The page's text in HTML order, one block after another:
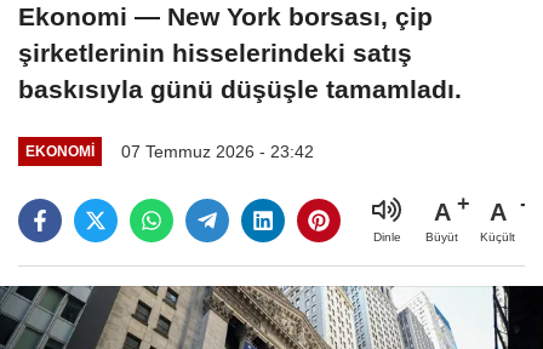
Ekonomi — New York borsası, çip
şirketlerinin hisselerindeki satış
baskısıyla günü düşüşle tamamladı.
EKONOMI 07 Temmuz 2026 - 23:42
Dinle
A
Büyüt
A
Küçült